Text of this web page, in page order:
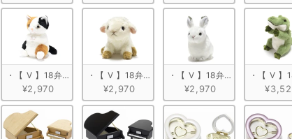
・【 V 】18弁 ぬいぐるみオルゴール　ミケネコ
¥2,970
・【 V 】18弁 ぬいぐるみオルゴール　ひつじ
¥2,970
・【 V 】18弁 ぬいぐるみオル
¥2,970
・【 V 】